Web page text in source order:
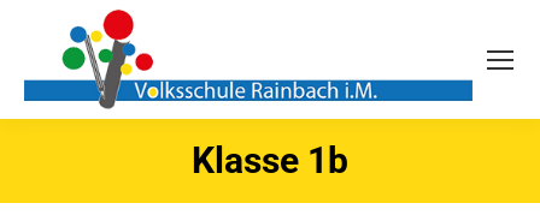
Klasse 1b
Sie befinden sich hier: